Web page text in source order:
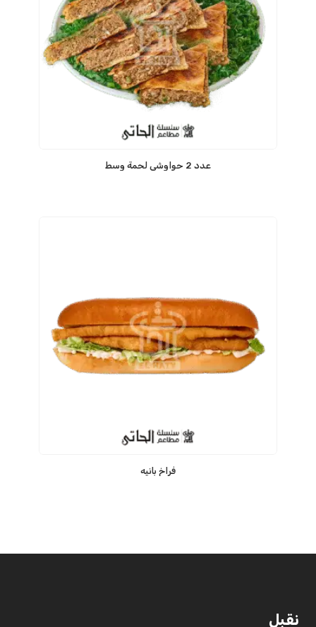
عدد 2 حواوشى لحمة وسط
فراخ بانيه
نقبل